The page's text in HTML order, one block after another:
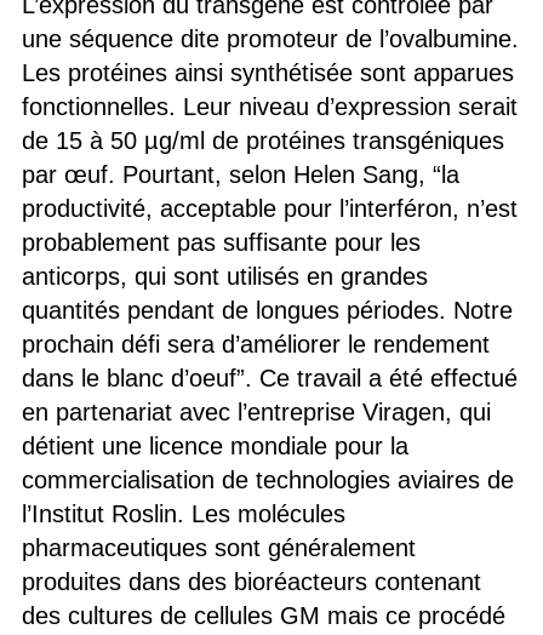
une séquence dite promoteur de l’ovalbumine.
Les protéines ainsi synthétisée sont apparues
fonctionnelles. Leur niveau d’expression serait
de 15 à 50 µg/ml de protéines transgéniques
par œuf. Pourtant, selon Helen Sang, “la
productivité, acceptable pour l’interféron, n’est
probablement pas suffisante pour les
anticorps, qui sont utilisés en grandes
quantités pendant de longues périodes. Notre
prochain défi sera d’améliorer le rendement
dans le blanc d’oeuf”. Ce travail a été effectué
en partenariat avec l’entreprise Viragen, qui
détient une licence mondiale pour la
commercialisation de technologies aviaires de
l’Institut Roslin. Les molécules
pharmaceutiques sont généralement
produites dans des bioréacteurs contenant
des cultures de cellules GM mais ce procédé